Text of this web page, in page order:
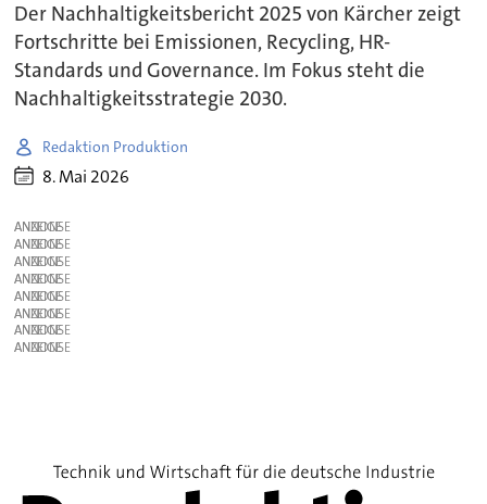
Der Nachhaltigkeitsbericht 2025 von Kärcher zeigt
Fortschritte bei Emissionen, Recycling, HR-
Standards und Governance. Im Fokus steht die
Nachhaltigkeitsstrategie 2030.
Redaktion Produktion
8. Mai 2026
ANZEIGE
ANZEIGE
ANZEIGE
ANZEIGE
ANZEIGE
ANZEIGE
ANZEIGE
ANZEIGE